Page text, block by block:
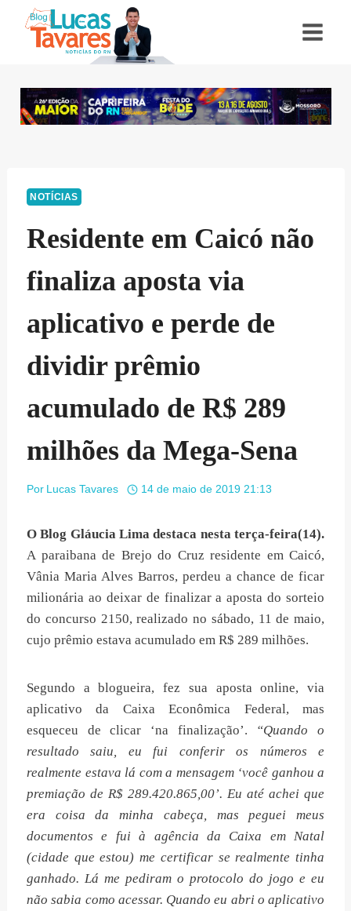
NOTÍCIAS
Residente em Caicó não
finaliza aposta via
aplicativo e perde de
dividir prêmio
acumulado de R$ 289
milhões da Mega-Sena
Por Lucas Tavares 14 de maio de 2019 21:13
O Blog Gláucia Lima destaca nesta terça-feira(14).
A paraibana de Brejo do Cruz residente em Caicó,
Vânia Maria Alves Barros, perdeu a chance de ficar
milionária ao deixar de finalizar a aposta do sorteio
do concurso 2150, realizado no sábado, 11 de maio,
cujo prêmio estava acumulado em R$ 289 milhões.
Segundo a blogueira, fez sua aposta online, via
aplicativo da Caixa Econômica Federal, mas
esqueceu de clicar ‘na finalização’. “Quando o
resultado saiu, eu fui conferir os números e
realmente estava lá com a mensagem ‘você ganhou a
premiação de R$ 289.420.865,00’. Eu até achei que
era coisa da minha cabeça, mas peguei meus
documentos e fui à agência da Caixa em Natal
(cidade que estou) me certificar se realmente tinha
ganhado. Lá me pediram o protocolo do jogo e eu
não sabia como acessar. Quando eu abri o aplicativo